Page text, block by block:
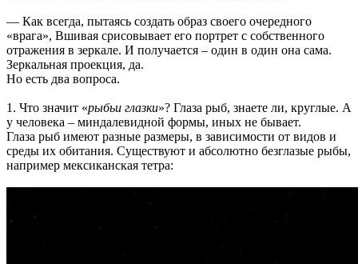
— Как всегда, пытаясь создать образ своего очередного
«врага», Вшивая срисовывает его портрет с собственного
отражения в зеркале. И получается – один в один она сама.
Зеркальная проекция, да.
Но есть два вопроса.
1. Что значит «рыбьи глазки»? Глаза рыб, знаете ли, круглые. А
у человека – миндалевидной формы, иных не бывает.
Глаза рыб имеют разные размеры, в зависимости от видов и
среды их обитания. Существуют и абсолютно безглазые рыбы,
например мексиканская тетра: